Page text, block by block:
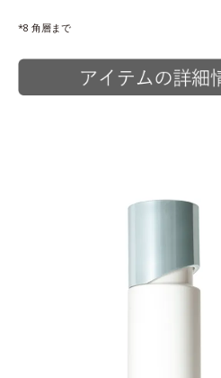
*8 角層まで